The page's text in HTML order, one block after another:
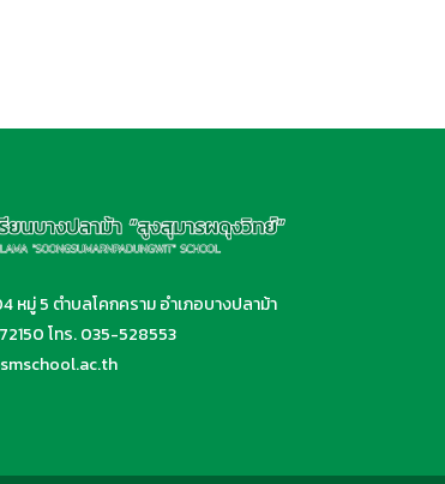
หมู่ 5 ตำบลโคกคราม อำเภอบางปลาม้า
โทร.035-528553